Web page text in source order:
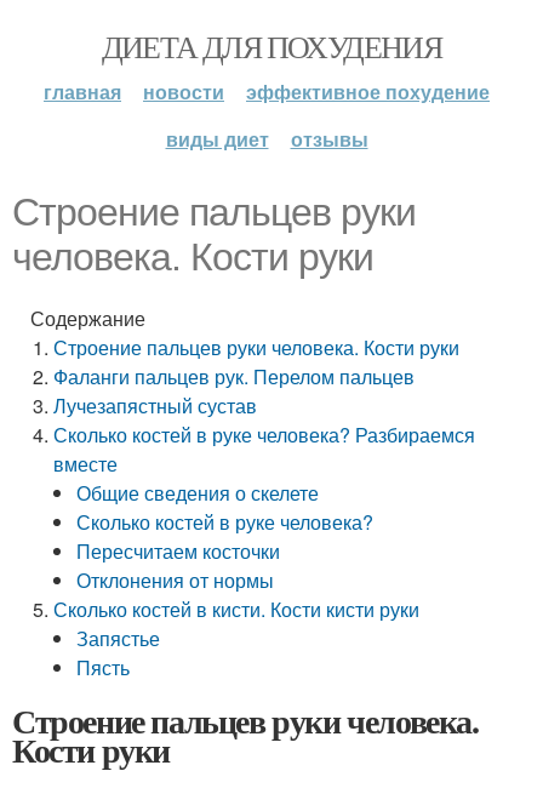
ДИЕТА ДЛЯ ПОХУДЕНИЯ
главная новости
эффективное похудение
виды диет
отзывы
Строение пальцев руки
человека. Кости руки
Содержание
Строение пальцев руки человека. Кости руки
Фаланги пальцев рук. Перелом пальцев
Лучезапястный сустав
Сколько костей в руке человека? Разбираемся
вместе
Общие сведения о скелете
Сколько костей в руке человека?
Пересчитаем косточки
Отклонения от нормы
Сколько костей в кисти. Кости кисти руки
Запястье
Пясть
Строение пальцев руки человека.
Кости руки